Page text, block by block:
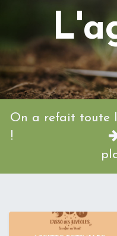
On a refait toute
!